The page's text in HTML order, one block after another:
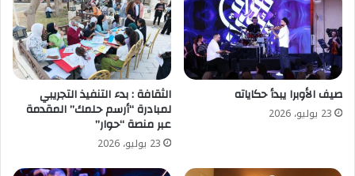
صيف الأوبرا يبدأ حكاياته
23 يوليو، 2026
الثقافة : بدء التنفيذ التجريبي
لمبادرة “أرسم حلمك” المقدمة
عبر منصة “حوار”
23 يوليو، 2026